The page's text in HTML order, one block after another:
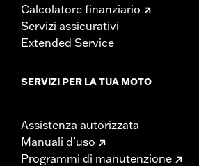
Calcolatore finanziario
Servizi assicurativi
Extended Service
SERVIZI PER LA TUA MOTO
Assistenza autorizzata
Manuali d’uso
Programmi di manutenzione